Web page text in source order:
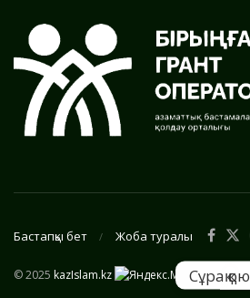
Бастапқы бет Жоба туралы
© 2025 kazIslam.kz Сұрақ қою